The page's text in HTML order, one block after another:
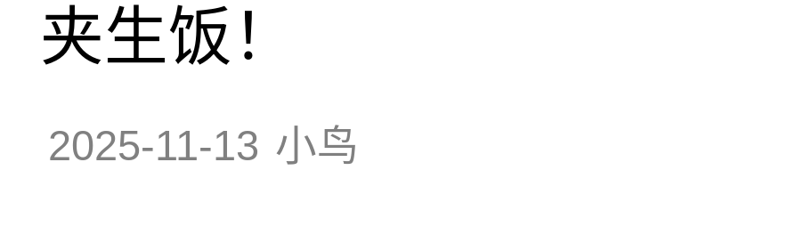
夹生饭！
2025-11-13 小鸟